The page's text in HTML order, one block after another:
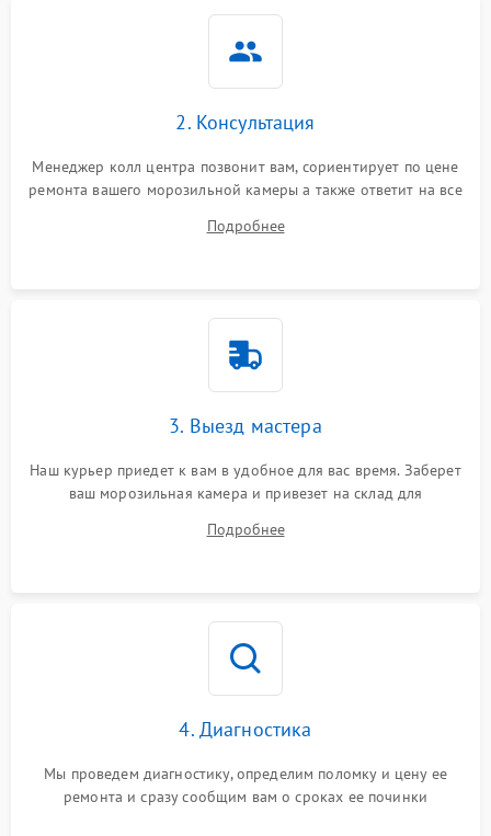
2. Консультация
Менеджер колл центра позвонит вам, сориентирует по цене
ремонта вашего морозильной камеры а также ответит на все
Подробнее
3. Выезд мастера
Наш курьер приедет к вам в удобное для вас время. Заберет
ваш морозильная камера и привезет на склад для
Подробнее
4. Диагностика
Мы проведем диагностику, определим поломку и цену ее
ремонта и сразу сообщим вам о сроках ее починки